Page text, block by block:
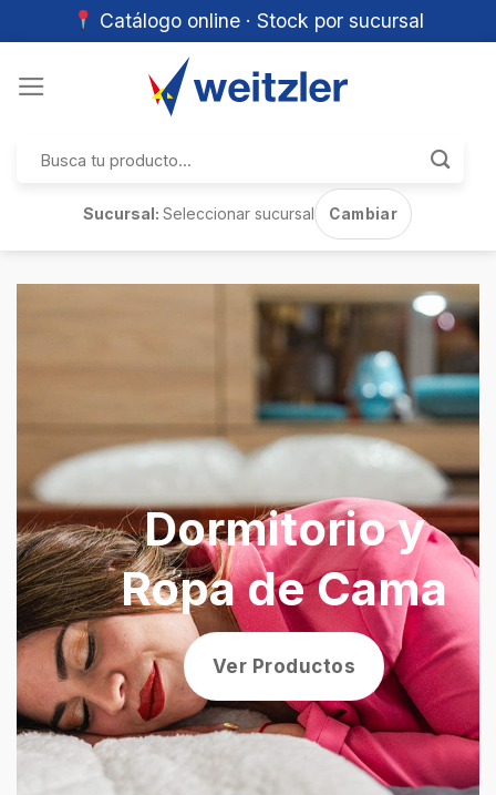
Catálogo online · Stock por sucursal
por:
Sucursal:Seleccionar sucursal Cambiar
Cocinas
Ver Productos